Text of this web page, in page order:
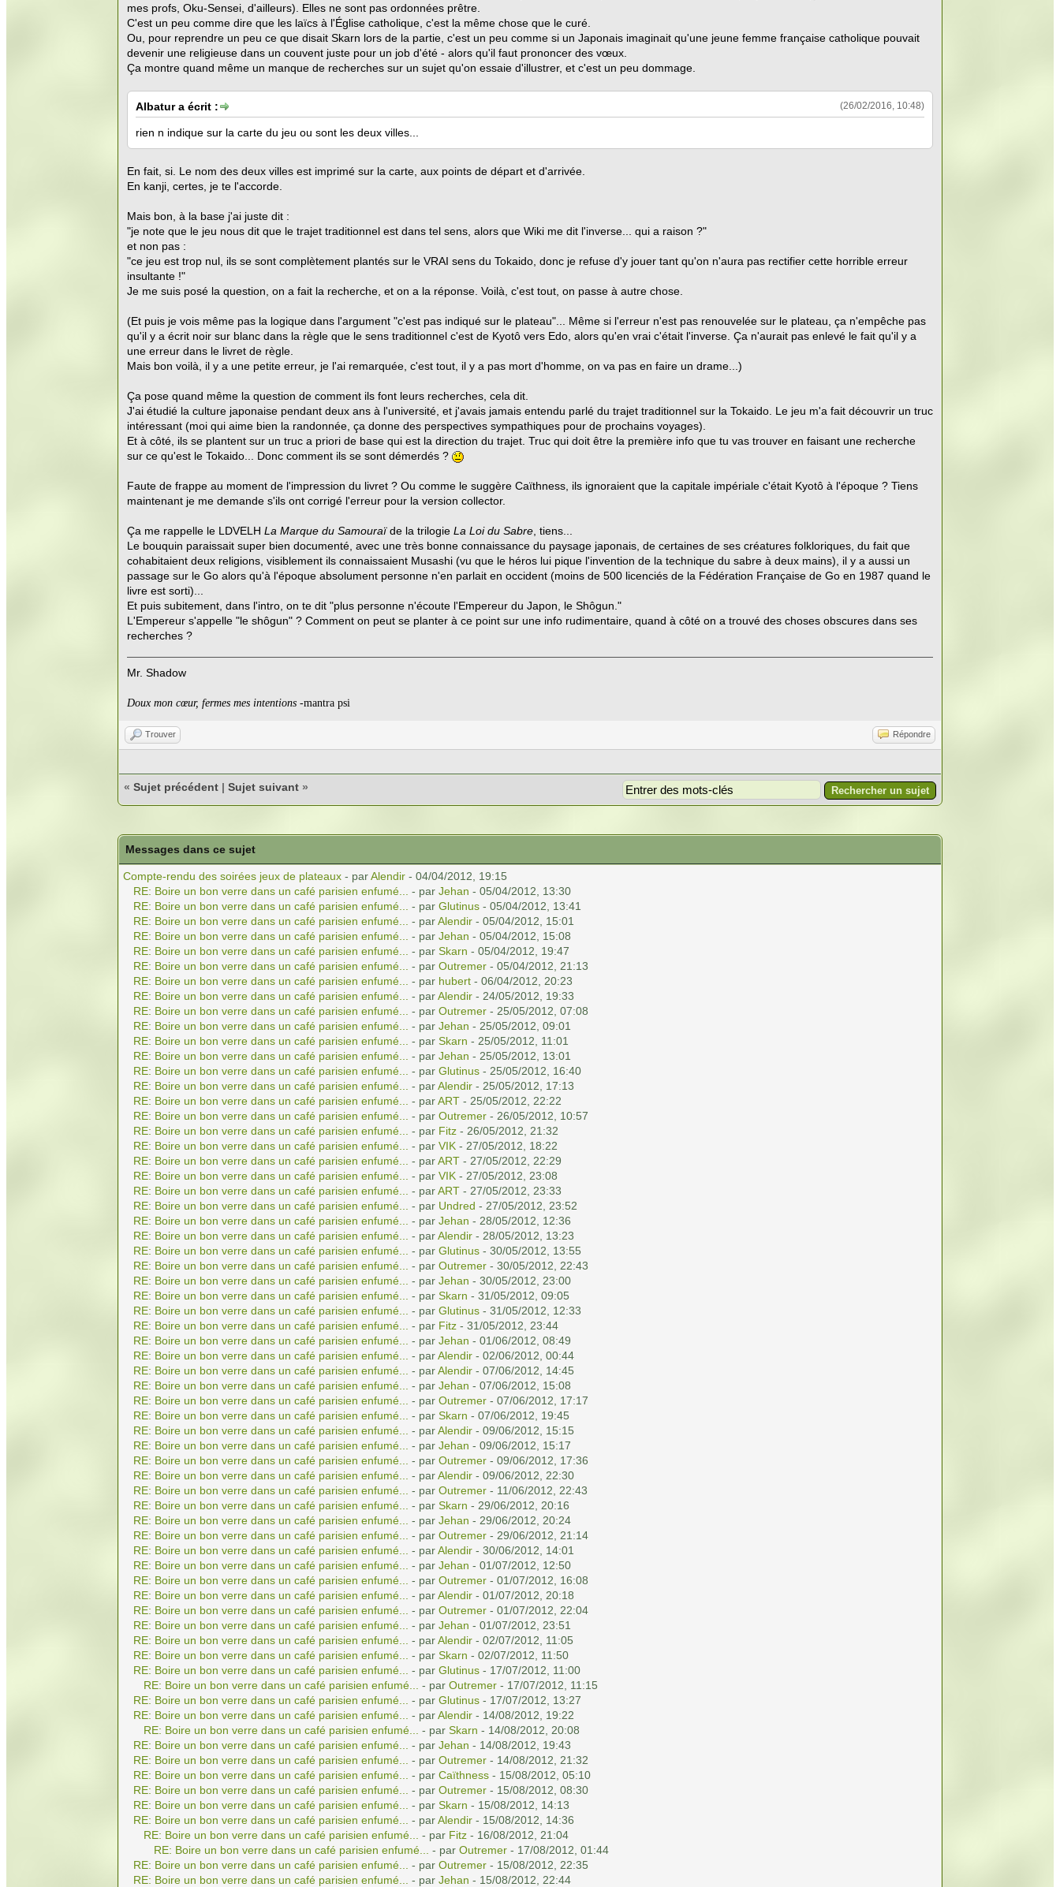
mes profs, Oku-Sensei, d'ailleurs). Elles ne sont pas ordonnées prêtre.
C'est un peu comme dire que les laïcs à l'Église catholique, c'est la même chose que le curé.
Ou, pour reprendre un peu ce que disait Skarn lors de la partie, c'est un peu comme si un Japonais imaginait qu'une jeune femme française catholique pouvait
devenir une religieuse dans un couvent juste pour un job d'été - alors qu'il faut prononcer des vœux.
Ça montre quand même un manque de recherches sur un sujet qu'on essaie d'illustrer, et c'est un peu dommage.
(26/02/2016, 10:48)
Albatur a écrit :
rien n indique sur la carte du jeu ou sont les deux villes...
En fait, si. Le nom des deux villes est imprimé sur la carte, aux points de départ et d'arrivée.
En kanji, certes, je te l'accorde.
Mais bon, à la base j'ai juste dit :
"je note que le jeu nous dit que le trajet traditionnel est dans tel sens, alors que Wiki me dit l'inverse... qui a raison ?"
et non pas :
"ce jeu est trop nul, ils se sont complètement plantés sur le VRAI sens du Tokaido, donc je refuse d'y jouer tant qu'on n'aura pas rectifier cette horrible erreur
insultante !"
Je me suis posé la question, on a fait la recherche, et on a la réponse. Voilà, c'est tout, on passe à autre chose.
(Et puis je vois même pas la logique dans l'argument "c'est pas indiqué sur le plateau"... Même si l'erreur n'est pas renouvelée sur le plateau, ça n'empêche pas
qu'il y a écrit noir sur blanc dans la règle que le sens traditionnel c'est de Kyotô vers Edo, alors qu'en vrai c'était l'inverse. Ça n'aurait pas enlevé le fait qu'il y a
une erreur dans le livret de règle.
Mais bon voilà, il y a une petite erreur, je l'ai remarquée, c'est tout, il y a pas mort d'homme, on va pas en faire un drame...)
Ça pose quand même la question de comment ils font leurs recherches, cela dit.
J'ai étudié la culture japonaise pendant deux ans à l'université, et j'avais jamais entendu parlé du trajet traditionnel sur la Tokaido. Le jeu m'a fait découvrir un truc
intéressant (moi qui aime bien la randonnée, ça donne des perspectives sympathiques pour de prochains voyages).
Et à côté, ils se plantent sur un truc a priori de base qui est la direction du trajet. Truc qui doit être la première info que tu vas trouver en faisant une recherche
sur ce qu'est le Tokaido... Donc comment ils se sont démerdés ?
Faute de frappe au moment de l'impression du livret ? Ou comme le suggère Caïthness, ils ignoraient que la capitale impériale c'était Kyotô à l'époque ? Tiens
maintenant je me demande s'ils ont corrigé l'erreur pour la version collector.
Ça me rappelle le LDVELH La Marque du Samouraïde la trilogie La Loi du Sabre, tiens...
Le bouquin paraissait super bien documenté, avec une très bonne connaissance du paysage japonais, de certaines de ses créatures folkloriques, du fait que
cohabitaient deux religions, visiblement ils connaissaient Musashi (vu que le héros lui pique l'invention de la technique du sabre à deux mains), il y a aussi un
passage sur le Go alors qu'à l'époque absolument personne n'en parlait en occident (moins de 500 licenciés de la Fédération Française de Go en 1987 quand le
livre est sorti)...
Et puis subitement, dans l'intro, on te dit "plus personne n'écoute l'Empereur du Japon, le Shôgun."
L'Empereur s'appelle "le shôgun" ? Comment on peut se planter à ce point sur une info rudimentaire, quand à côté on a trouvé des choses obscures dans ses
recherches ?
Mr. Shadow
Doux mon cœur, fermes mes intentions -mantra psi
Trouver Répondre
« Sujet précédent| Sujet suivant»
Messages dans ce sujet
Compte-rendu des soirées jeux de plateaux - parAlendir- 04/04/2012, 19:15
RE: Boire un bon verre dans un café parisien enfumé...
- par Jehan - 05/04/2012, 13:30
RE: Boire un bon verre dans un café parisien enfumé...
- par Glutinus- 05/04/2012, 13:41
RE: Boire un bon verre dans un café parisien enfumé...
- parAlendir- 05/04/2012, 15:01
RE: Boire un bon verre dans un café parisien enfumé...
- par Jehan - 05/04/2012, 15:08
RE: Boire un bon verre dans un café parisien enfumé...
- par Skarn - 05/04/2012, 19:47
RE: Boire un bon verre dans un café parisien enfumé...
- par Outremer- 05/04/2012, 21:13
RE: Boire un bon verre dans un café parisien enfumé...
- par hubert- 06/04/2012, 20:23
RE: Boire un bon verre dans un café parisien enfumé...
- parAlendir- 24/05/2012, 19:33
RE: Boire un bon verre dans un café parisien enfumé...
- par Outremer- 25/05/2012, 07:08
RE: Boire un bon verre dans un café parisien enfumé...
- par Jehan - 25/05/2012, 09:01
RE: Boire un bon verre dans un café parisien enfumé...
- par Skarn - 25/05/2012, 11:01
RE: Boire un bon verre dans un café parisien enfumé...
- par Jehan - 25/05/2012, 13:01
RE: Boire un bon verre dans un café parisien enfumé...
- par Glutinus- 25/05/2012, 16:40
RE: Boire un bon verre dans un café parisien enfumé...
- parAlendir- 25/05/2012, 17:13
RE: Boire un bon verre dans un café parisien enfumé...
- parART- 25/05/2012, 22:22
RE: Boire un bon verre dans un café parisien enfumé...
- par Outremer- 26/05/2012, 10:57
RE: Boire un bon verre dans un café parisien enfumé...
- par Fitz- 26/05/2012, 21:32
RE: Boire un bon verre dans un café parisien enfumé...
- par VIK- 27/05/2012, 18:22
RE: Boire un bon verre dans un café parisien enfumé...
- parART- 27/05/2012, 22:29
RE: Boire un bon verre dans un café parisien enfumé...
- par VIK- 27/05/2012, 23:08
RE: Boire un bon verre dans un café parisien enfumé...
- parART- 27/05/2012, 23:33
RE: Boire un bon verre dans un café parisien enfumé...
- par Undred - 27/05/2012, 23:52
RE: Boire un bon verre dans un café parisien enfumé...
- par Jehan - 28/05/2012, 12:36
RE: Boire un bon verre dans un café parisien enfumé...
- parAlendir- 28/05/2012, 13:23
RE: Boire un bon verre dans un café parisien enfumé...
- par Glutinus- 30/05/2012, 13:55
RE: Boire un bon verre dans un café parisien enfumé...
- par Outremer- 30/05/2012, 22:43
RE: Boire un bon verre dans un café parisien enfumé...
- par Jehan - 30/05/2012, 23:00
RE: Boire un bon verre dans un café parisien enfumé...
- par Skarn - 31/05/2012, 09:05
RE: Boire un bon verre dans un café parisien enfumé...
- par Glutinus- 31/05/2012, 12:33
RE: Boire un bon verre dans un café parisien enfumé...
- par Fitz- 31/05/2012, 23:44
RE: Boire un bon verre dans un café parisien enfumé...
- par Jehan - 01/06/2012, 08:49
RE: Boire un bon verre dans un café parisien enfumé...
- parAlendir- 02/06/2012, 00:44
RE: Boire un bon verre dans un café parisien enfumé...
- parAlendir- 07/06/2012, 14:45
RE: Boire un bon verre dans un café parisien enfumé...
- par Jehan - 07/06/2012, 15:08
RE: Boire un bon verre dans un café parisien enfumé...
- par Outremer- 07/06/2012, 17:17
RE: Boire un bon verre dans un café parisien enfumé...
- par Skarn - 07/06/2012, 19:45
RE: Boire un bon verre dans un café parisien enfumé...
- parAlendir- 09/06/2012, 15:15
RE: Boire un bon verre dans un café parisien enfumé...
- par Jehan - 09/06/2012, 15:17
RE: Boire un bon verre dans un café parisien enfumé...
- par Outremer- 09/06/2012, 17:36
RE: Boire un bon verre dans un café parisien enfumé...
- parAlendir- 09/06/2012, 22:30
RE: Boire un bon verre dans un café parisien enfumé...
- par Outremer- 11/06/2012, 22:43
RE: Boire un bon verre dans un café parisien enfumé...
- par Skarn - 29/06/2012, 20:16
RE: Boire un bon verre dans un café parisien enfumé...
- par Jehan - 29/06/2012, 20:24
RE: Boire un bon verre dans un café parisien enfumé...
- par Outremer- 29/06/2012, 21:14
RE: Boire un bon verre dans un café parisien enfumé...
- parAlendir- 30/06/2012, 14:01
RE: Boire un bon verre dans un café parisien enfumé...
- par Jehan - 01/07/2012, 12:50
RE: Boire un bon verre dans un café parisien enfumé...
- par Outremer- 01/07/2012, 16:08
RE: Boire un bon verre dans un café parisien enfumé...
- parAlendir- 01/07/2012, 20:18
RE: Boire un bon verre dans un café parisien enfumé...
- par Outremer- 01/07/2012, 22:04
RE: Boire un bon verre dans un café parisien enfumé...
- par Jehan - 01/07/2012, 23:51
RE: Boire un bon verre dans un café parisien enfumé...
- parAlendir- 02/07/2012, 11:05
RE: Boire un bon verre dans un café parisien enfumé...
- par Skarn - 02/07/2012, 11:50
RE: Boire un bon verre dans un café parisien enfumé...
- par Glutinus- 17/07/2012, 11:00
RE: Boire un bon verre dans un café parisien enfumé...
- par Outremer- 17/07/2012, 11:15
RE: Boire un bon verre dans un café parisien enfumé...
- par Glutinus- 17/07/2012, 13:27
RE: Boire un bon verre dans un café parisien enfumé...
- parAlendir- 14/08/2012, 19:22
RE: Boire un bon verre dans un café parisien enfumé...
- par Skarn - 14/08/2012, 20:08
RE: Boire un bon verre dans un café parisien enfumé...
- par Jehan - 14/08/2012, 19:43
RE: Boire un bon verre dans un café parisien enfumé...
- par Outremer- 14/08/2012, 21:32
RE: Boire un bon verre dans un café parisien enfumé...
- par Caïthness- 15/08/2012, 05:10
RE: Boire un bon verre dans un café parisien enfumé...
- par Outremer- 15/08/2012, 08:30
RE: Boire un bon verre dans un café parisien enfumé...
- par Skarn - 15/08/2012, 14:13
RE: Boire un bon verre dans un café parisien enfumé...
- parAlendir- 15/08/2012, 14:36
RE: Boire un bon verre dans un café parisien enfumé...
- par Fitz- 16/08/2012, 21:04
RE: Boire un bon verre dans un café parisien enfumé...
- par Outremer- 17/08/2012, 01:44
RE: Boire un bon verre dans un café parisien enfumé...
- par Outremer- 15/08/2012, 22:35
RE: Boire un bon verre dans un café parisien enfumé...
- par Jehan - 15/08/2012, 22:44